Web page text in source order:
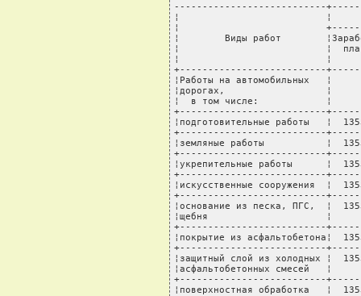
---------------------------
¦                          ¦
¦
¦        Виды работ
¦                          ¦  плата
¦                          ¦
+--------------------------
¦Работы на
¦дорогах,
¦  в том числе:
+--------------------------
¦подготовительные работы   ¦
+--------------------------
¦земляные работы           ¦
+--------------------------
¦укрепительные работы      ¦
+--------------------------
¦искусственные сооружения  ¦
+--------------------------
¦основание из песка, ПГС,  ¦
¦щебня                     ¦
+--------------------------
¦покрытие из асфальтобетона¦
+--------------------------
¦защитный слой из холодных ¦
¦асфальтобетонных
+--------------------------
¦поверхностная обработка   ¦